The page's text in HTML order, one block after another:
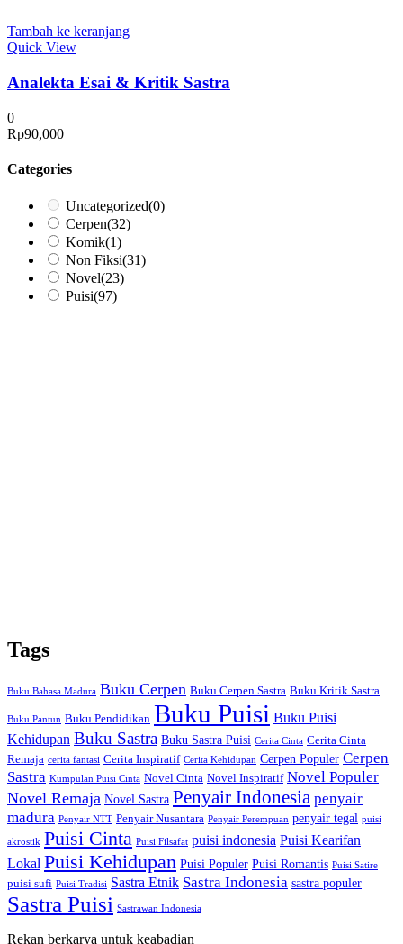
Tambah ke keranjang
Quick View
Analekta Esai & Kritik Sastra
0
Rp90,000
Categories
Uncategorized(0)
Cerpen(32)
Komik(1)
Non Fiksi(31)
Novel(23)
Puisi(97)
Tags
Buku Bahasa Madura Buku Cerpen Buku Cerpen Sastra Buku Kritik Sastra
Buku Pantun Buku Pendidikan Buku Puisi Buku Puisi
Kehidupan Buku Sastra Buku Sastra Puisi Cerita Cinta Cerita Cinta
Remaja cerita fantasi Cerita Inspiratif Cerita Kehidupan Cerpen Populer Cerpen
Sastra Kumpulan Puisi Cinta Novel Cinta Novel Inspiratif Novel Populer
Novel Remaja Novel Sastra Penyair Indonesia penyair
madura Penyair NTT Penyair Nusantara Penyair Perempuan penyair tegal puisi
akrostik Puisi Cinta Puisi Filsafat puisi indonesia Puisi Kearifan
Lokal Puisi Kehidupan Puisi Populer Puisi Romantis Puisi Satire
puisi sufi Puisi Tradisi Sastra Etnik Sastra Indonesia sastra populer
Sastra Puisi Sastrawan Indonesia
Rekan berkarya untuk keabadian